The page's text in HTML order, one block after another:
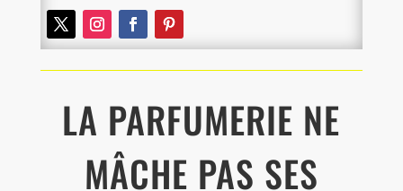
LA PARFUMERIE NE
MÂCHE PAS SES